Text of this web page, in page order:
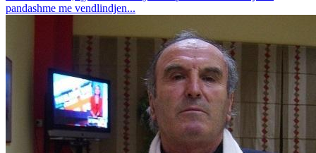
pandashme me vendlindjen...